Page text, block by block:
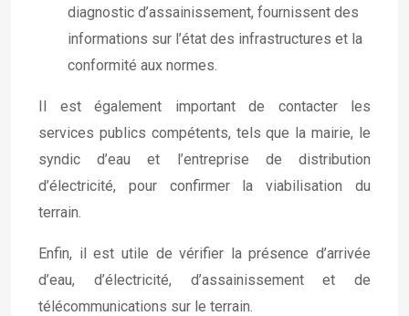
diagnostic d’assainissement, fournissent des
informations sur l’état des infrastructures et la
conformité aux normes.
Il est également important de contacter les
services publics compétents, tels que la mairie, le
syndic d’eau et l’entreprise de distribution
d’électricité, pour confirmer la viabilisation du
terrain.
Enfin, il est utile de vérifier la présence d’arrivée
d’eau, d’électricité, d’assainissement et de
télécommunications sur le terrain.